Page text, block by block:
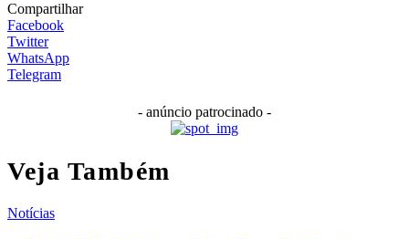
Compartilhar
Facebook
Twitter
WhatsApp
Telegram
- anúncio patrocinado -
Veja Também
Notícias